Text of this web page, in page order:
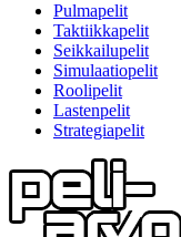
Pulmapelit
Taktiikkapelit
Seikkailupelit
Simulaatiopelit
Roolipelit
Lastenpelit
Strategiapelit